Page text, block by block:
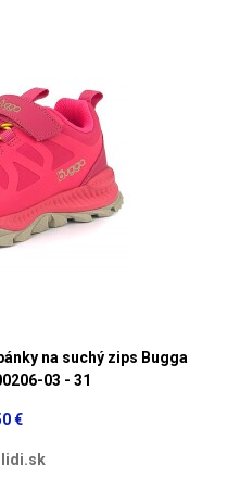
na suchý zips Bugga
03 - 31
€